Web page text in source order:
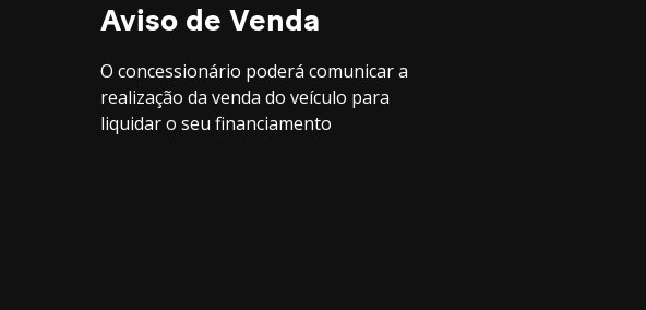
Aviso de Venda
O concessionário poderá comunicar a
realização da venda do veículo para
liquidar o seu financiamento